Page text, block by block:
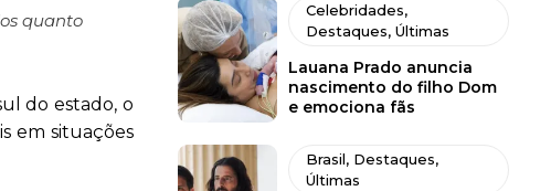
quanto
do estado, o
em situações
Celebridades,
Destaques, Últimas
Lauana Prado anuncia
nascimento do filho Dom
e emociona fãs
Brasil, Destaques,
Últimas